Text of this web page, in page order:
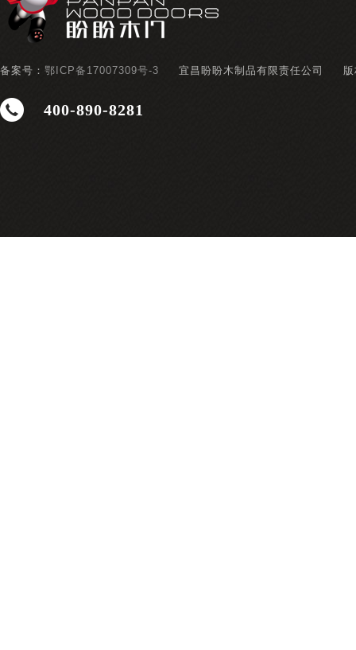
备案号： 鄂ICP备17007309号-3 宜昌盼盼木制品有限责任公司
400-890-8281